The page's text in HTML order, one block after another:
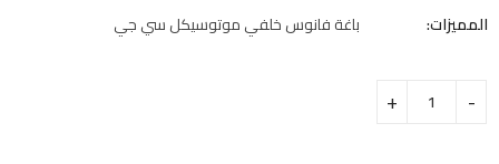
المميزات:
باغة فانوس خلفي موتوسيكل سي جي